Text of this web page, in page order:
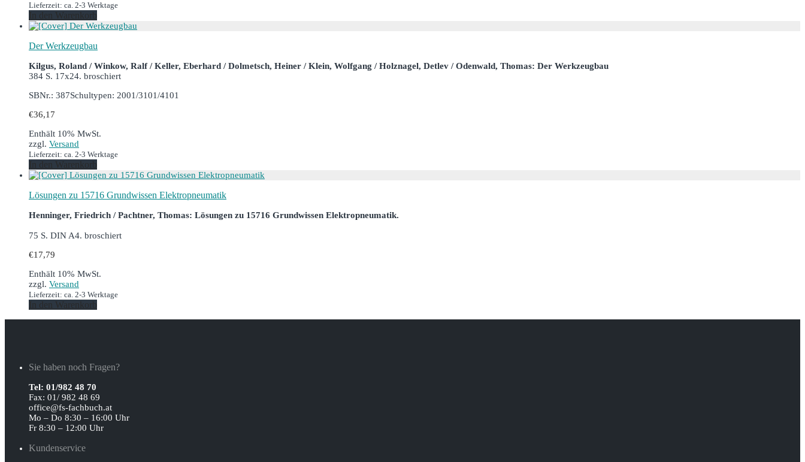
Lieferzeit: ca. 2-3 Werktage
In den Warenkorb
Der Werkzeugbau
Kilgus, Roland / Winkow, Ralf / Keller, Eberhard / Dolmetsch, Heiner / Klein, Wolfgang / Holznagel, Detlev / Odenwald, Thomas: Der Werkzeugbau
384 S. 17x24. broschiert
SBNr.: 387Schultypen: 2001/3101/4101
€36,17
Enthält 10% MwSt.
zzgl. Versand
Lieferzeit: ca. 2-3 Werktage
In den Warenkorb
Lösungen zu 15716 Grundwissen Elektropneumatik
Henninger, Friedrich / Pachtner, Thomas: Lösungen zu 15716 Grundwissen Elektropneumatik.
75 S. DIN A4. broschiert
€17,79
Enthält 10% MwSt.
zzgl. Versand
Lieferzeit: ca. 2-3 Werktage
In den Warenkorb
Sie haben noch Fragen?
Tel: 01/982 48 70
Fax: 01/ 982 48 69
office@fs-fachbuch.at
Mo – Do 8:30 – 16:00 Uhr
Fr 8:30 – 12:00 Uhr
Kundenservice